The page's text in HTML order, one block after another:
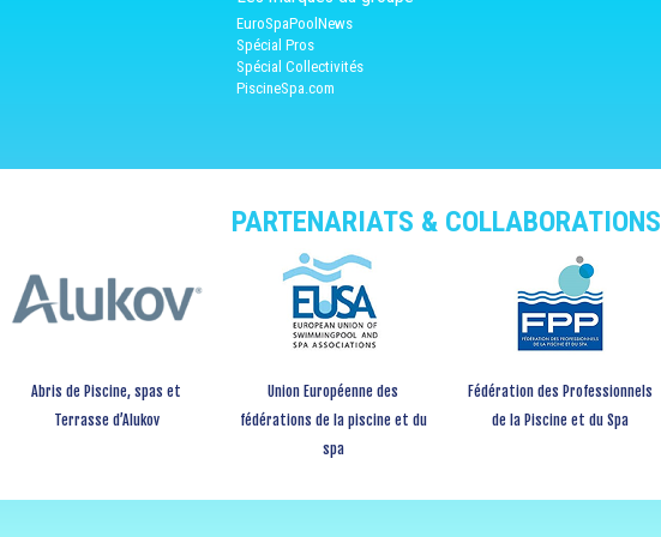
EuroSpaPoolNews
Spécial Pros
Spécial Collectivités
PiscineSpa.com
PARTENARIATS & COLLABORATIONS
Abris de Piscine, spas et
Terrasse d’Alukov
Union Européenne des
fédérations de la piscine et du
spa
Fédération des Professionnels
de la Piscine et du Spa